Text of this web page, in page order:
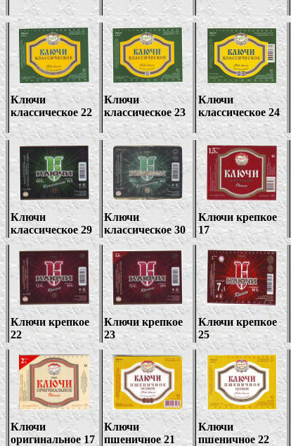
Ключи
классическое 22
Ключи
классическое 23
Ключи
классическое 24
Ключи
классическое 29
Ключи
классическое 30
Ключи крепкое
17
Ключи крепкое
22
Ключи крепкое
23
Ключи крепкое
25
Ключи
оригинальное 17
Ключи
пшеничное 21
Ключи
пшеничное 22